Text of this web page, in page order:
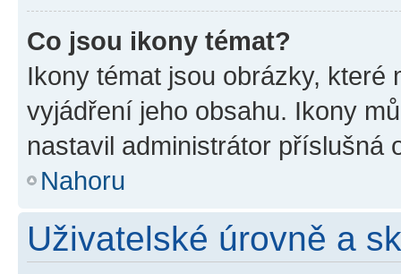
Co jsou ikony témat?
Ikony témat jsou obrázky,
vyjádření jeho obsahu. Ikony
nastavil administrátor příslušná
Nahoru
Uživatelské úrovně a